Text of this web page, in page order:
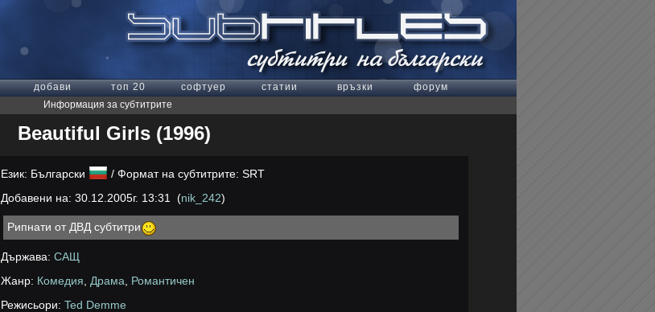
добави топ 20 софтуер статии връзки
форум
Информация за субтитрите
Beautiful Girls (1996)
Език: Български
/ Формат на субтитрите: SRT
Добавени на: 30.12.2005г. 13:31 (nik_242)
Рипнати от ДВД субтитри
Държава:САЩ
Жанр: Комедия Драма
Романтичен
Режисьори:Ted Demme